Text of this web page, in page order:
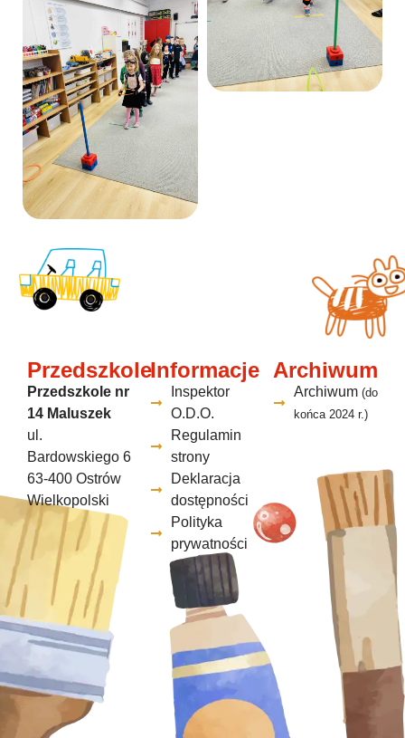
Przedszkole
Przedszkole nr
14 Maluszek
ul.
Bardowskiego 6
63-400 Ostrów
Wielkopolski
Informacje
Inspektor
O.D.O.
Regulamin
strony
Deklaracja
dostępności
Polityka
prywatności
Archiwum
Archiwum (do
końca 2024 r.)